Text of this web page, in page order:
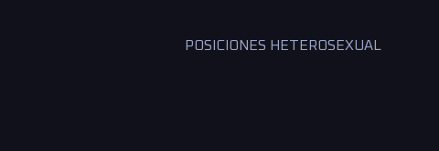
POSICIONES HETEROSEXUAL